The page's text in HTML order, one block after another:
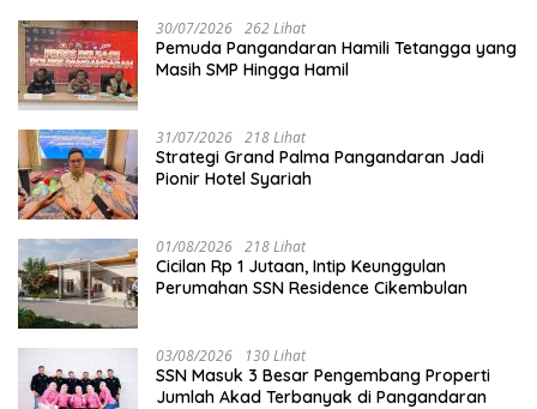
30/07/2026 262 Lihat
Pemuda Pangandaran Hamili Tetangga yang
Masih SMP Hingga Hamil
31/07/2026 218 Lihat
Strategi Grand Palma Pangandaran Jadi
Pionir Hotel Syariah
01/08/2026 218 Lihat
Cicilan Rp 1 Jutaan, Intip Keunggulan
Perumahan SSN Residence Cikembulan
03/08/2026 130 Lihat
SSN Masuk 3 Besar Pengembang Properti
Jumlah Akad Terbanyak di Pangandaran